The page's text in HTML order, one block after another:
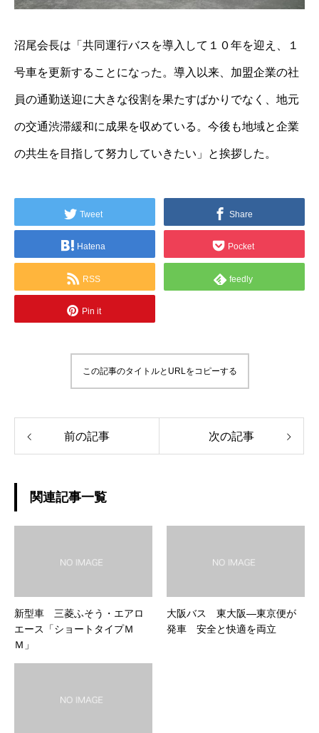
沼尾会長は「共同運行バスを導入して１０年を迎え、１
号車を更新することになった。導入以来、加盟企業の社
員の通勤送迎に大きな役割を果たすばかりでなく、地元
の交通渋滞緩和に成果を収めている。今後も地域と企業
の共生を目指して努力していきたい」と挨拶した。
Tweet Share
Hatena Pocket
RSS feedly
Pin it
この記事のタイトルとURLをコピーする
前の記事 次の記事
関連記事一覧
新型車 三菱ふそう・エアロ
エース「ショートタイプＭ
Ｍ」
大阪バス 東大阪―東京便が
発車 安全と快適を両立